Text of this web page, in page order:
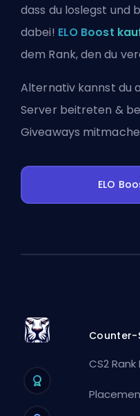
dass du loslegst und
dabei! ELO Boost
dem Rank, den du
Alternativ kannst du
Server beitreten &
Giveaways
ELO
Counter-
CS2